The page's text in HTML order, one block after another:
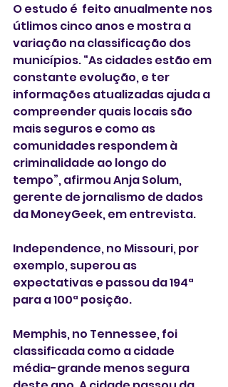
O estudo é  feito anualmente nos
útlimos cinco anos e mostra a
variação na classificação dos
municípios. “As cidades estão em
constante evolução, e ter
informações atualizadas ajuda a
compreender quais locais são
mais seguros e como as
comunidades respondem à
criminalidade ao longo do
tempo”, afirmou Anja Solum,
gerente de jornalismo de dados
da MoneyGeek, em entrevista.
Independence, no Missouri, por
exemplo, superou as
expectativas e passou da 194ª
para a 100ª posição.
Memphis, no Tennessee, foi
classificada como a cidade
média-grande menos segura